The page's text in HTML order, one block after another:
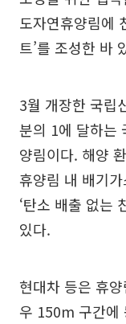
도자연휴양림에
트’를 조성한 바
3월 개장한 국립
분의 1에 달하는
양림이다. 해양
휴양림 내 배기
‘탄소 배출 없는
있다.
현대차 등은 휴
우 150m 구간에